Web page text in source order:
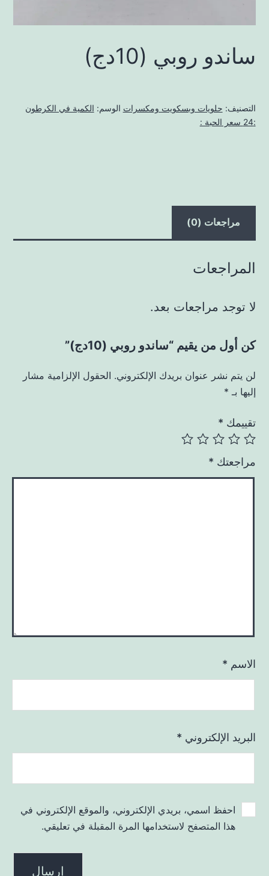
ساندو روبي (10دج)
التصنيف: حلويات وبسكويت ومكسرات الوسم: الكمية في الكرطون
:24 سعر الحبة :
مراجعات (0)
المراجعات
لا توجد مراجعات بعد.
كن أول من يقيم “ساندو روبي (10دج)”
لن يتم نشر عنوان بريدك الإلكتروني. الحقول الإلزامية مشار
إليها بـ *
تقييمك *
مراجعتك *
الاسم *
البريد الإلكتروني *
احفظ اسمي، بريدي الإلكتروني، والموقع الإلكتروني في
هذا المتصفح لاستخدامها المرة المقبلة في تعليقي.